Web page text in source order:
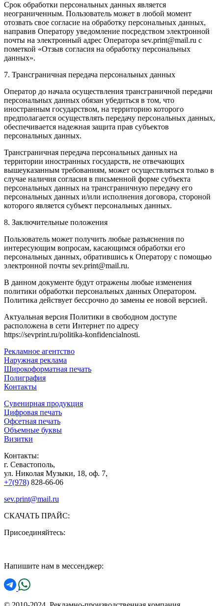
Срок обработки персональных данных является
неограниченным. Пользователь может в любой момент
отозвать свое согласие на обработку персональных данных,
направив Оператору уведомление посредством электронной
почты на электронный адрес Оператора sev.print@mail.ru с
пометкой «Отзыв согласия на обработку персональных
данных».
7. Трансграничная передача персональных данных
Оператор до начала осуществления трансграничной передачи
персональных данных обязан убедиться в том, что
иностранным государством, на территорию которого
предполагается осуществлять передачу персональных данных,
обеспечивается надежная защита прав субъектов
персональных данных.
Трансграничная передача персональных данных на
территории иностранных государств, не отвечающих
вышеуказанным требованиям, может осуществляться только в
случае наличия согласия в письменной форме субъекта
персональных данных на трансграничную передачу его
персональных данных и/или исполнения договора, стороной
которого является субъект персональных данных.
8. Заключительные положения
Пользователь может получить любые разъяснения по
интересующим вопросам, касающимся обработки его
персональных данных, обратившись к Оператору с помощью
электронной почты sev.print@mail.ru.
В данном документе будут отражены любые изменения
политики обработки персональных данных Оператором.
Политика действует бессрочно до замены ее новой версией.
Актуальная версия Политики в свободном доступе
расположена в сети Интернет по адресу
https://sevprint.ru/politika-konfidencialnosti.
Рекламное агентство
Наружная реклама
Широкоформатная печать
Полиграфия
Контакты
Сувенирная продукция
Цифровая печать
Офсетная печать
Объемные буквы
Визитки
Контакты:
г. Севастополь,
ул. Николая Музыки, 18, оф. 7,
+7(978) 828-66-06
sev.print@mail.ru
СКАЧАТЬ ПРАЙС:
Присоединяйтесь:
Напишите нам в мессенджер: